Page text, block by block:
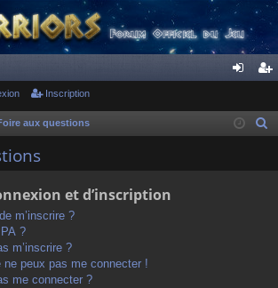
ne cri
Inscription
aux questions
et d’inscription
m’inscrire ?
?
m’inscrire ?
peux pas me connecter !
me connecter ?